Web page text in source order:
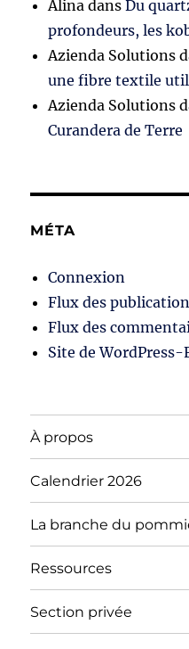
Alina dansDu
profondeurs, les
Azienda Solutions
une fibre textile
Azienda Solutions
Curandera de Terre
MÉTA
Connexion
Flux des
Flux des
Site de WordPress-
À propos
Calendrier 2026
La branche du
Ressources
Section privée